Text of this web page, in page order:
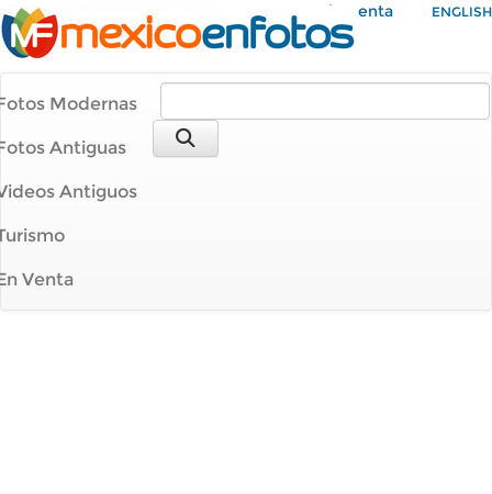
Mi Cuenta ENGLISH
Modernas
Antiguas
Antiguos
Venta